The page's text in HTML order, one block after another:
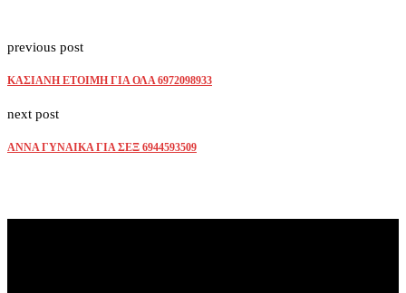
previous post
ΚΑΣΙΑΝΗ ΕΤΟΙΜΗ ΓΙΑ ΟΛΑ 6972098933
next post
ΑΝΝΑ ΓΥΝΑΙΚΑ ΓΙΑ ΣΕΞ 6944593509